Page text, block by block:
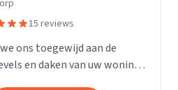
15 reviews
ons toegewijd aan de
en daken van uw woning